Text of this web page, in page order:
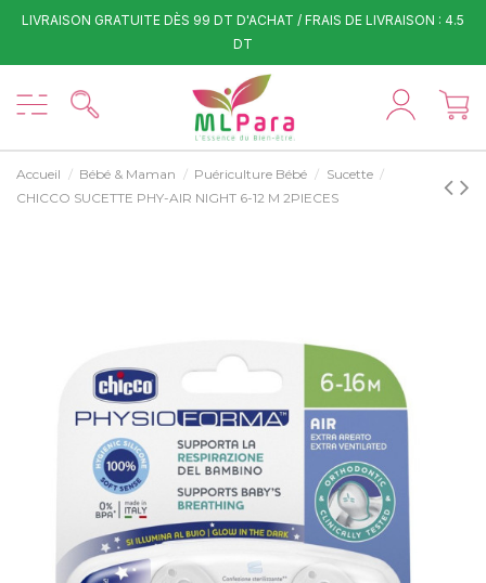
LIVRAISON GRATUITE DÈS 99 DT D'ACHAT / FRAIS DE LIVRAISON : 4.5
DT
Accueil Bébé & Maman Puériculture Bébé
Sucette
CHICCO SUCETTE PHY-AIR NIGHT 6-12 M 2PIECES